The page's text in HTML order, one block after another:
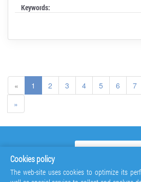
Keywords:
« 1 2 3 4 5 6 7
»
Cookies policy
The web-site uses cookies to optimize its